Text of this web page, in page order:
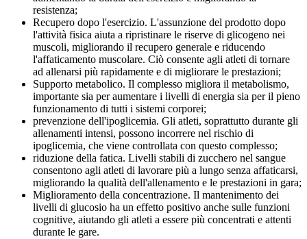
resistenza;
Recupero dopo l'esercizio. L'assunzione del prodotto dopo
l'attività fisica aiuta a ripristinare le riserve di glicogeno nei
muscoli, migliorando il recupero generale e riducendo
l'affaticamento muscolare. Ciò consente agli atleti di tornare
ad allenarsi più rapidamente e di migliorare le prestazioni;
Supporto metabolico. Il complesso migliora il metabolismo,
importante sia per aumentare i livelli di energia sia per il pieno
funzionamento di tutti i sistemi corporei;
prevenzione dell'ipoglicemia. Gli atleti, soprattutto durante gli
allenamenti intensi, possono incorrere nel rischio di
ipoglicemia, che viene controllata con questo complesso;
riduzione della fatica. Livelli stabili di zucchero nel sangue
consentono agli atleti di lavorare più a lungo senza affaticarsi,
migliorando la qualità dell'allenamento e le prestazioni in gara;
Miglioramento della concentrazione. Il mantenimento dei
livelli di glucosio ha un effetto positivo anche sulle funzioni
cognitive, aiutando gli atleti a essere più concentrati e attenti
durante le gare.